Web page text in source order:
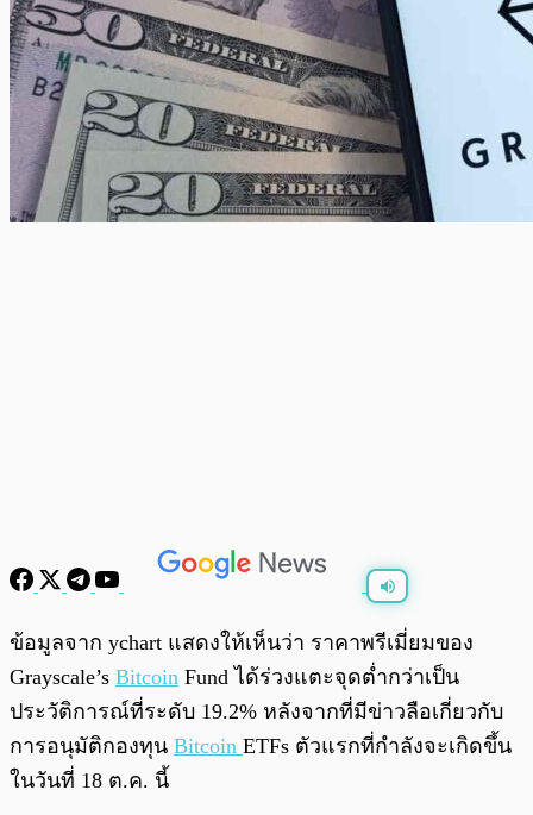
0:00
ข้อมูลจาก ychart แสดงให้เห็นว่า ราคาพรีเมี่ยมของ
Grayscale’s Bitcoin Fund ได้ร่วงแตะจุดต่ำกว่าเป็น
ประวัติการณ์ที่ระดับ 19.2% หลังจากที่มีข่าวลือเกี่ยวกับ
การอนุมัติกองทุน Bitcoin ETFs ตัวแรกที่กำลังจะเกิดขึ้น
ในวันที่ 18 ต.ค. นี้